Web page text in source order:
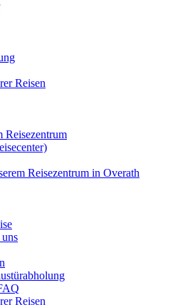
Reisen
Reisezentrum
Reisezentrum in Overath
Reisen